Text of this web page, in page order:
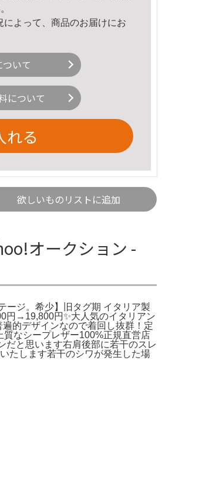
よって、商品のお届けにお
いて
について
れる
欲しいものリストに追加
オークション -
ージ。希少】旧タグ期 イタリア製
円→19,800円✨大人気のイタリアン
的デザインなので着回し抜群！定
なシープレザー100%正規直営店
だと思います右肩後部に若干のスレ
たします若干のシワが発生した場